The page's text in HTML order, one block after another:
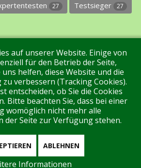
27 Testsieger 27
Über uns Kontakt
Sie uns! Login
und keine Mitglieder online
auf unserer Website. Einige von
für den Betrieb der Seite,
helfen, diese Website und die
verbessern (Tracking Cookies).
entscheiden, ob Sie die Cookies
Bitte beachten Sie, dass bei einer
womöglich nicht mehr alle
der Seite zur Verfügung stehen.
ABLEHNEN
Informationen